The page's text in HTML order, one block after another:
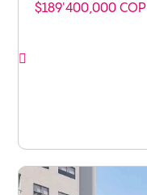
$189'400,000 COP